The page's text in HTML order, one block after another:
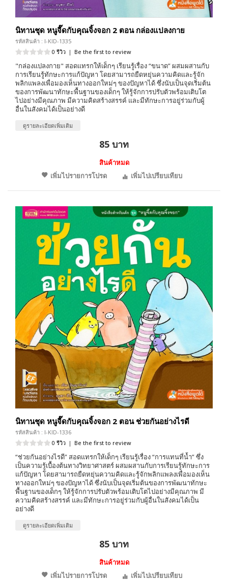
นิทานชุด หนูจี๊ดกับคุณจิ้งจอก 2 ตอน กล่องแปลงกาย
รหัสสินค้า : I-KID-1335
0 รีวิว | Be the first to review
"กล่องแปลงกาย" สอดแทรกให้เด็กๆ เรียนรู้เรื่อง “ขนาด” ผสมผสานกับ
การเรียนรู้ทักษะการแก้ปัญหา โดยสามารถยืดหยุ่นความคิดและรู้จัก
พลิกแพลงเพื่อมองเห็นทางออกใหม่ๆ ของปัญหาได้ ซึ่งนับเป็นจุดเริ่มต้น
ของการพัฒนาทักษะพื้นฐานของเด็กๆ ให้รู้จักการปรับตัวพร้อมเติบโต
ไปอย่างมีคุณภาพ มีความคิดสร้างสรรค์ และมีทักษะการอยู่ร่วมกับผู้
อื่นในสังคมได้เป็นอย่างดี
ดูรายละเอียดเพิ่มเติม
85 บาท
สินค้าหมด
เพิ่มไปรายการโปรด
เพิ่มไปเปรียบเทียบ
นิทานชุด หนูจี๊ดกับคุณจิ้งจอก 2 ตอน ช่วยกันอย่างไรดี
รหัสสินค้า : I-KID-1336
0 รีวิว | Be the first to review
“ช่วยกันอย่างไรดี” สอดแทรกให้เด็กๆ เรียนรู้เรื่อง “การแทนที่น้ำ” ซึ่ง
เป็นความรู้เบื้องต้นทางวิทยาศาสตร์ ผสมผสานกับการเรียนรู้ทักษะการ
แก้ปัญหา โดยสามารถยืดหยุ่นความคิดและรู้จักพลิกแพลงเพื่อมองเห็น
ทางออกใหม่ๆ ของปัญหาได้ ซึ่งนับเป็นจุดเริ่มต้นของการพัฒนาทักษะ
พื้นฐานของเด็กๆ ให้รู้จักการปรับตัวพร้อมเติบโตไปอย่างมีคุณภาพ มี
ความคิดสร้างสรรค์ และมีทักษะการอยู่ร่วมกับผู้อื่นในสังคมได้เป็น
อย่างดี
ดูรายละเอียดเพิ่มเติม
85 บาท
สินค้าหมด
เพิ่มไปรายการโปรด
เพิ่มไปเปรียบเทียบ